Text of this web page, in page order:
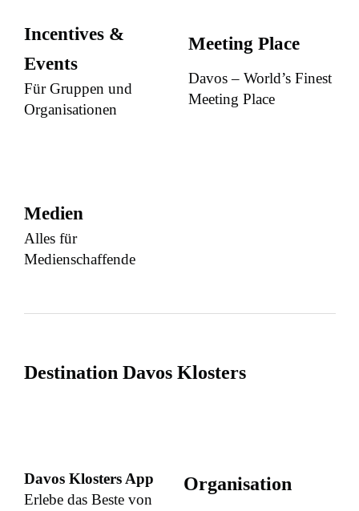
Incentives &
Events
Für Gruppen und
Organisationen
Meeting Place
Davos – World’s Finest
Meeting Place
Medien
Alles für
Medienschaffende
Destination Davos Klosters
Davos Klosters App
Erlebe das Beste von
Organisation